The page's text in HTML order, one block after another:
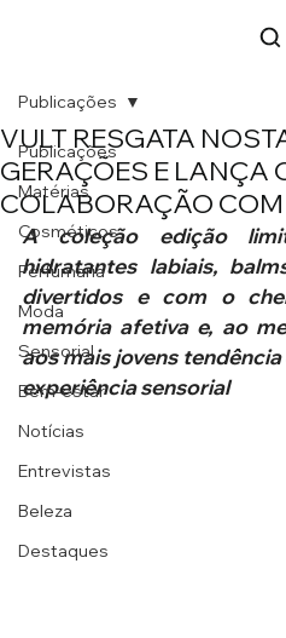
Publicações
Matérias
Cosméticos
Perfumaria
Moda
Sensorial
Bem-estar
Notícias
Entrevistas
Beleza
Destaques
Publicações
VULT RESGATA
GERAÇÕES E LANÇA
COLABORAÇÃO COM
A coleção edição
hidratantes labiais,
divertidos e com o
memória afetiva e, ao
aos mais jovens
experiência sensorial